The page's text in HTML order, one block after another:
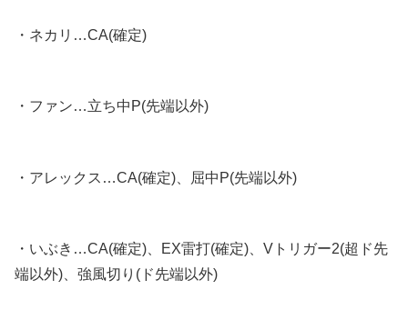
・ネカリ…CA(確定)
・ファン…立ち中P(先端以外)
・アレックス…CA(確定)、屈中P(先端以外)
・いぶき…CA(確定)、EX雷打(確定)、Vトリガー2(超ド先
端以外)、強風切り(ド先端以外)